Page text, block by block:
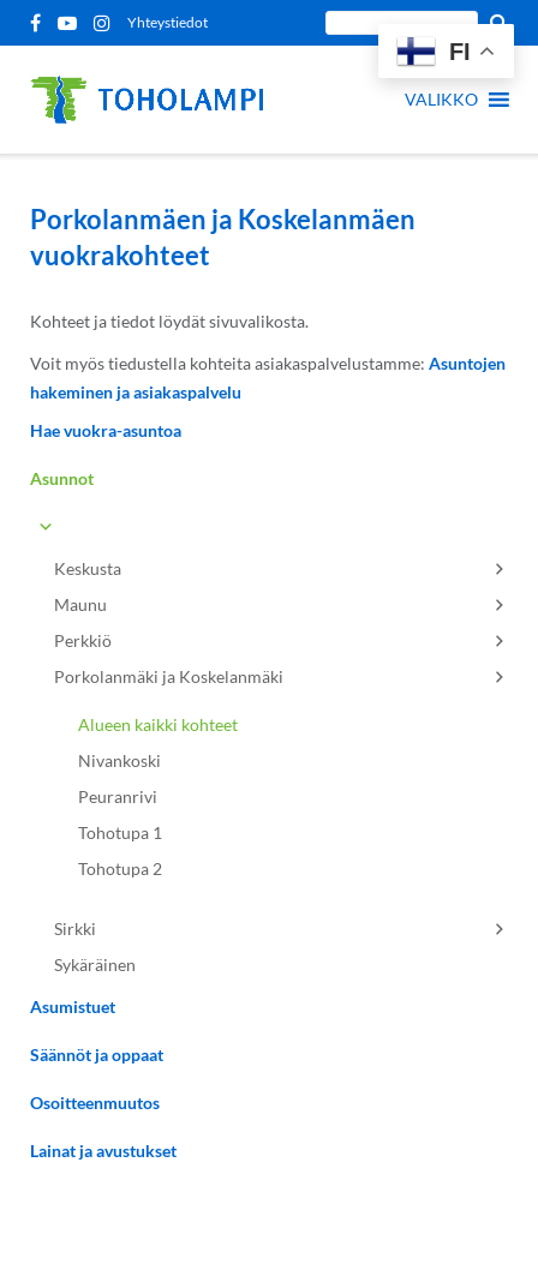
Siirry
sisältöön
Yhteystiedot
sivustolta:
VALIKKO
Porkolanmäen ja Koskelanmäen
vuokrakohteet
Kohteet ja tiedot löydät sivuvalikosta.
Voit myös tiedustella kohteita asiakaspalvelustamme: Asuntojen
hakeminen ja asiakaspalvelu
Hae vuokra-asuntoa
Asunnot
Keskusta
Maunu
Perkkiö
Porkolanmäki ja Koskelanmäki
Alueen kaikki kohteet
Nivankoski
Peuranrivi
Tohotupa 1
Tohotupa 2
Sirkki
Sykäräinen
Asumistuet
Säännöt ja oppaat
Osoitteenmuutos
Lainat ja avustukset
FI